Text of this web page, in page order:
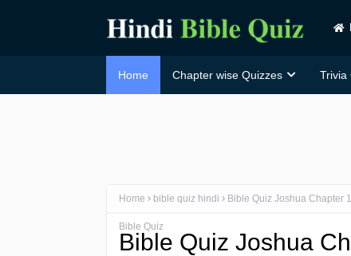
Home Chapter wise Quizzes Trivia
Home bible quiz hindi Bible Quiz Joshua Chapter 11
Bible Quiz
Bible Quiz Joshua